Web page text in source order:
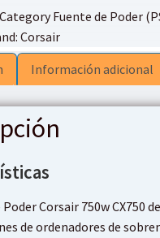
CategoryFuente de Poder
Corsair
Información adicional
Poder Corsair 750w
de ordenadores de